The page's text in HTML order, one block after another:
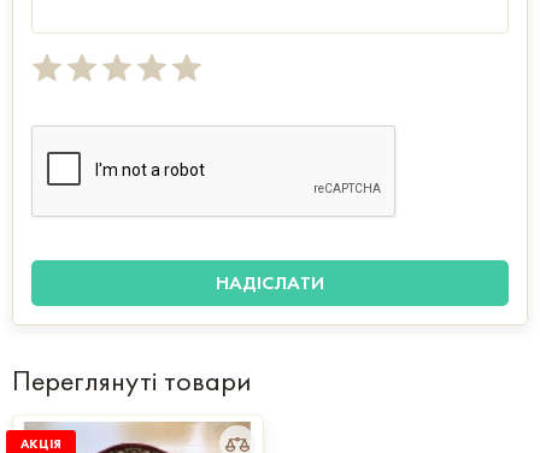
Переглянуті товари
АКЦІЯ